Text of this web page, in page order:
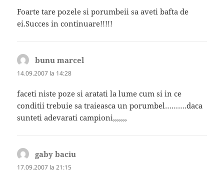
Foarte tare pozele si porumbeii sa aveti bafta de
ei.Succes in continuare!!!!!
bunu marcel
14.09.2007 la 14:28
faceti niste poze si aratati la lume cum si in ce
conditii trebuie sa traieasca un porumbel……….daca
sunteti adevarati campioni,,,,,,,
gaby baciu
17.09.2007 la 21:15